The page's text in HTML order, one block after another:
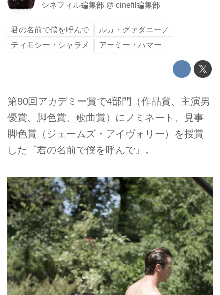
シネフィル編集部 @ cinefil編集部
君の名前で僕を呼んで
ルカ・グァダニーノ
ティモシー・シャラメ
アーミー・ハマー
第90回アカデミー賞で4部門（作品賞、主演男
優賞、脚色賞、歌曲賞）にノミネート、見事
脚色賞（ジェームズ・アイヴォリー）を授賞
した『君の名前で僕を呼んで』。